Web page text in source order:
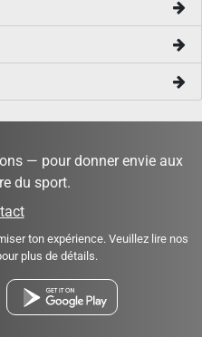
— pour donner envie aux
du sport.
ton expérience. Veuillez lire nos
plus de détails.